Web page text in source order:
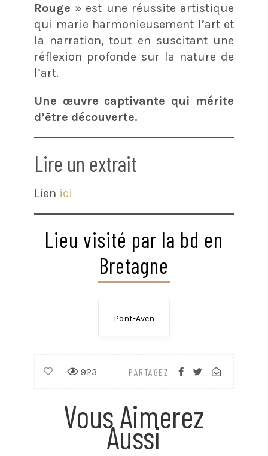
Rouge » est une réussite artistique
qui marie harmonieusement l’art et
la narration, tout en suscitant une
réflexion profonde sur la nature de
l’art.
Une œuvre captivante qui mérite
d’être découverte.
Lire un extrait
Lien ici
Lieu visité par la bd en
Bretagne
Pont-Aven
PARTAGEZ
923
Vous Aimerez
Aussi